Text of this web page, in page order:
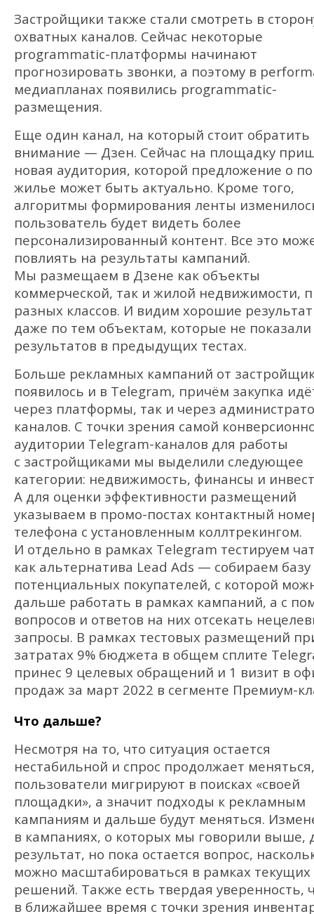
Застройщики также стали смотреть в
охватных каналов. Сейчас некоторые
programmatic-платформы начинают
прогнозировать звонки, а поэтому в
медиапланах появились programmatic-
размещения.
Еще один канал, на который стоит обратить
внимание — Дзен. Сейчас на площадку
новая аудитория, которой предложение о
жилье может быть актуально. Кроме того,
алгоритмы формирования ленты
пользователь будет видеть более
персонализированный контент. Все это
повлиять на результаты кампаний.
Мы размещаем в Дзене как объекты
коммерческой, так и жилой недвижимости,
разных классов. И видим хорошие
даже по тем объектам, которые не показали
результатов в предыдущих тестах.
Больше рекламных кампаний от
появилось и в Telegram, причём закупка
через платформы, так и через
каналов. С точки зрения самой
аудитории Telegram-каналов для работы
с застройщиками мы выделили следующее
категории: недвижимость, финансы и
А для оценки эффективности размещений
указываем в промо-постах контактный
телефона с установленным коллтрекингом.
И отдельно в рамках Telegram тестируем
как альтернатива Lead Ads — собираем базу
потенциальных покупателей, с которой
дальше работать в рамках кампаний, а с
вопросов и ответов на них отсекать
запросы. В рамках тестовых размещений
затратах 9% бюджета в общем сплите
принес 9 целевых обращений и 1 визит в
продаж за март 2022 в сегменте Премиум-
Что дальше?
Несмотря на то, что ситуация остается
нестабильной и спрос продолжает
пользователи мигрируют в поисках «своей
площадки», а значит подходы к рекламным
кампаниям и дальше будут меняться.
в кампаниях, о которых мы говорили выше,
результат, но пока остается вопрос,
можно масштабироваться в рамках текущих
решений. Также есть твердая уверенность,
в ближайшее время с точки зрения